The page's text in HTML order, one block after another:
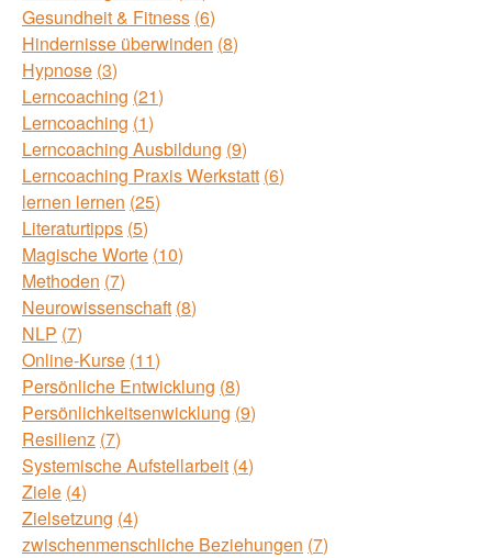
Gesundheit & Fitness 6
Hindernisse überwinden 8
Hypnose 3
Lerncoaching 21
Lerncoaching 1
Lerncoaching Ausbildung 9
Lerncoaching Praxis Werkstatt 6
lernen lernen 25
Literaturtipps 5
Magische Worte 10
Methoden 7
Neurowissenschaft 8
NLP 7
Online-Kurse 11
Persönliche Entwicklung 8
Persönlichkeitsenwicklung 9
Resilienz 7
Systemische Aufstellarbeit 4
Ziele 4
Zielsetzung 4
zwischenmenschliche Beziehungen 7